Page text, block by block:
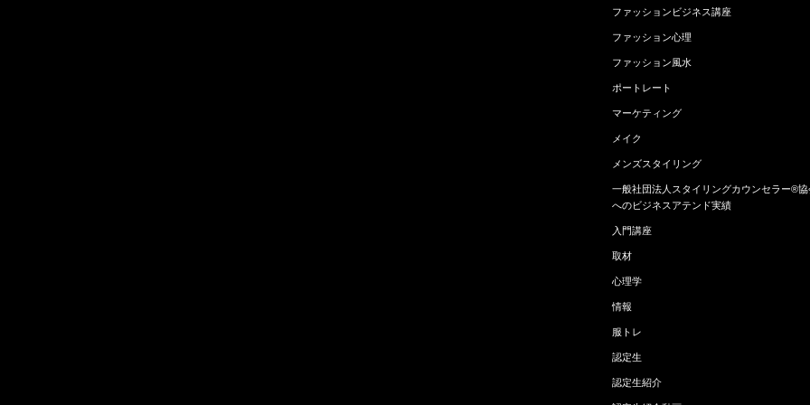
ファッションビジネス講座
ファッション心理
ファッション風水
ポートレート
マーケティング
メイク
メンズスタイリング
一般社団法人スタイリングカウンセラー®協
へのビジネスアテンド実績
入門講座
取材
心理学
情報
服トレ
認定生
認定生紹介